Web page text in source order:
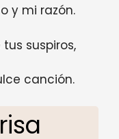
y mi razón.
suspiros,
canción.